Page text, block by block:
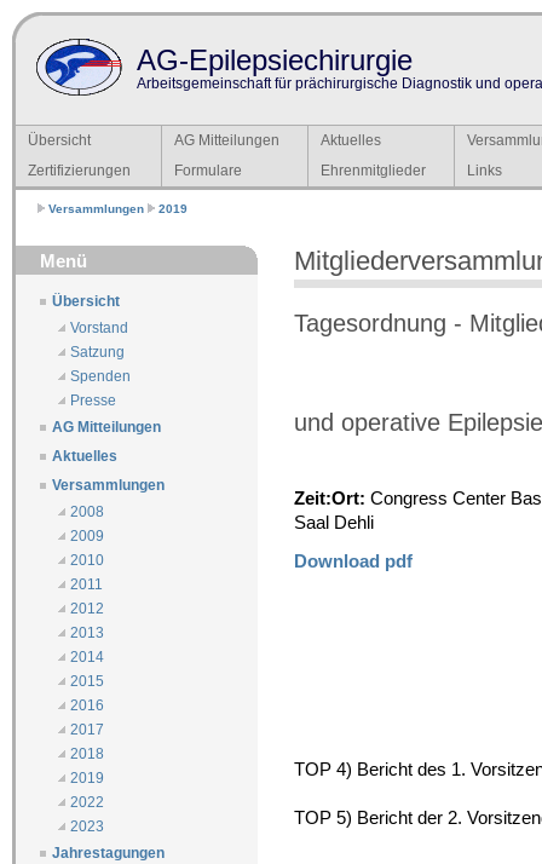
AG-Epilepsiechirurgie
Arbeitsgemeinschaft für prächirurgische Diagnostik und
Übersicht AG Mitteilungen Aktuelles
Zertifizierungen
Formulare Ehrenmitglieder Links
Versammlungen 2019
Menü
Übersicht
Vorstand
Satzung
Spenden
Presse
AG Mitteilungen
Aktuelles
Versammlungen
2008
2009
2010
2011
2012
2013
2014
2015
2016
2017
2018
2019
2022
2023
Jahrestagungen
Tagesordnung -
und operative
Zeit:Ort: Congress Center
Saal Dehli
Download pdf
TOP 4) Bericht des 1.
TOP 5) Bericht der 2.